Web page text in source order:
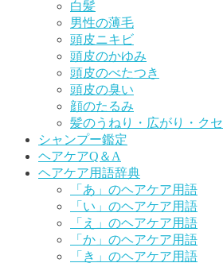
白髪
男性の薄毛
頭皮ニキビ
頭皮のかゆみ
頭皮のべたつき
頭皮の臭い
顔のたるみ
髪のうねり・広がり・クセ
シャンプー鑑定
ヘアケアQ＆A
ヘアケア用語辞典
「あ」のヘアケア用語
「い」のヘアケア用語
「え」のヘアケア用語
「か」のヘアケア用語
「き」のヘアケア用語